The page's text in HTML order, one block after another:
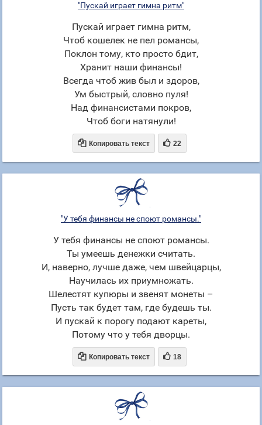
"Пускай играет гимна ритм"
Пускай играет гимна ритм,
Чтоб кошелек не пел романсы,
Поклон тому, кто просто бдит,
Хранит наши финансы!
Всегда чтоб жив был и здоров,
Ум быстрый, словно пуля!
Над финансистами покров,
Чтоб боги натянули!
 Копировать текст  22
"У тебя финансы не споют романсы."
У тебя финансы не споют романсы.
Ты умеешь денежки считать.
И, наверно, лучше даже, чем швейцарцы,
Научилась их приумножать.
Шелестят купюры и звенят монеты –
Пусть так будет там, где будешь ты.
И пускай к порогу подают кареты,
Потому что у тебя дворцы.
 Копировать текст  18